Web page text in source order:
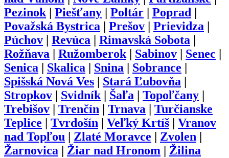
Pezinok| Piešťany Poltár Poprad
Považská Bystrica
Prešov Prievidza
Púchov
Revúca Rimavská Sobota
Rožňava
Ružomberok| Sabinov Senec
Senica
Skalica Snina Sobrance
Spišská Nová Ves
Stará Ľubovňa
Stropkov
Svidník| Šaľa Topoľčany
Trebišov
Trenčín Trnava
Turčianske
Teplice
Tvrdošín Veľký Krtíš
Vranov
nad Topľou
Zlaté Moravce Zvolen
Žarnovica
Žiar nad Hronom Žilina